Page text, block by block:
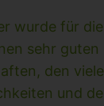
wurde für
sehr guten
den
und